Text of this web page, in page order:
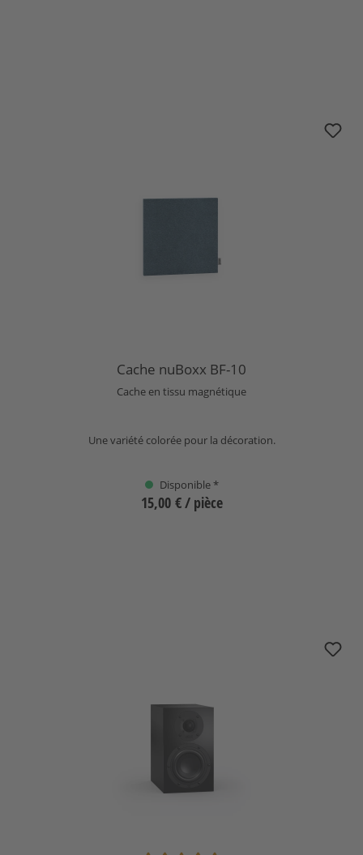
Cache nuBoxx BF-10
Cache en tissu magnétique
Une variété colorée pour la décoration.
Disponible *
15,00 €/ pièce